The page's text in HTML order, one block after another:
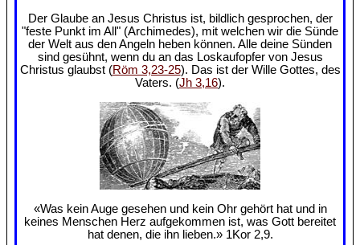
Der Glaube an Jesus Christus ist, bildlich gesprochen, der
"feste Punkt im All" (Archimedes), mit welchen wir die Sünde
der Welt aus den Angeln heben können. Alle deine Sünden
sind gesühnt, wenn du an das Loskaufopfer von Jesus
Christus glaubst (Röm 3,23-25). Das ist der Wille Gottes, des
Vaters. (Jh 3,16).
«Was kein Auge gesehen und kein Ohr gehört hat und in
keines Menschen Herz aufgekommen ist, was Gott bereitet
hat denen, die ihn lieben.» 1Kor 2,9.